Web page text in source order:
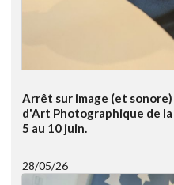
Arrêt sur image (et
d'Art Photographique de
5 au 10 juin.
28/05/26